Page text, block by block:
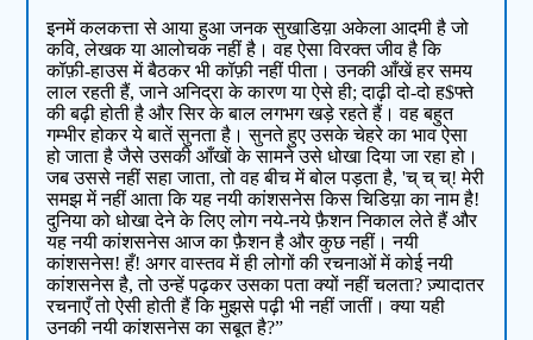
इनमें कलकत्ता से आया हुआ जनक सुखाडिय़ा अकेला आदमी है जो
कवि, लेखक या आलोचक नहीं है। वह ऐसा विरक्त जीव है कि
कॉफ़ी-हाउस में बैठकर भी कॉफ़ी नहीं पीता। उनकी आँखें हर समय
लाल रहती हैं, जाने अनिद्रा के कारण या ऐसे ही; दाढ़ी दो-दो ह$फ्ते
की बढ़ी होती है और सिर के बाल लगभग खड़े रहते हैं। वह बहुत
गम्भीर होकर ये बातें सुनता है। सुनते हुए उसके चेहरे का भाव ऐसा
हो जाता है जैसे उसकी आँखों के सामने उसे धोखा दिया जा रहा हो।
जब उससे नहीं सहा जाता, तो वह बीच में बोल पड़ता है, 'च् च् च्! मेरी
समझ में नहीं आता कि यह नयी कांशसनेस किस चिडिय़ा का नाम है!
दुनिया को धोखा देने के लिए लोग नये-नये फ़ैशन निकाल लेते हैं और
यह नयी कांशसनेस आज का फ़ैशन है और कुछ नहीं। नयी
कांशसनेस! हँ! अगर वास्तव में ही लोगों की रचनाओं में कोई नयी
कांशसनेस है, तो उन्हें पढ़कर उसका पता क्यों नहीं चलता? ज़्यादातर
रचनाएँ तो ऐसी होती हैं कि मुझसे पढ़ी भी नहीं जातीं। क्या यही
उनकी नयी कांशसनेस का सबूत है?”